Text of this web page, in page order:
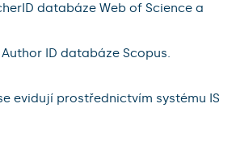
databáze Web of Science a
ID databáze Scopus.
evidují prostřednictvím systému IS